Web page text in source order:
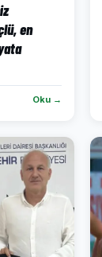
en
Oku →